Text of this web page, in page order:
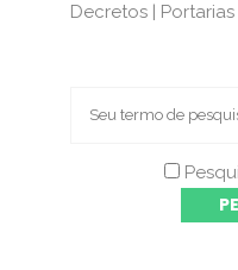
Decretos |